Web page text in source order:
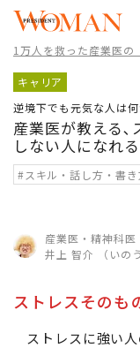
1万人を救った産業医の
キャリア
逆境下でも元気な人は
産業医が教える､
しない人になれ
#スキル・話し方・書き
産業医・精神科医
井上 智介 （いの
ストレスそのも
ストレスに強い